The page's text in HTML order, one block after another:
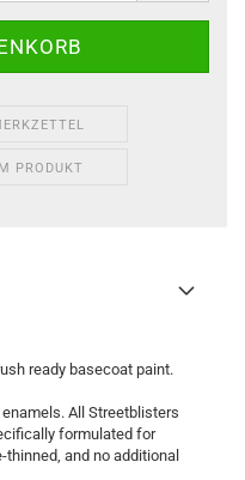
PRODUKT
ready basecoat paint.
All Streetblisters
formulated for
thinned, and no additional